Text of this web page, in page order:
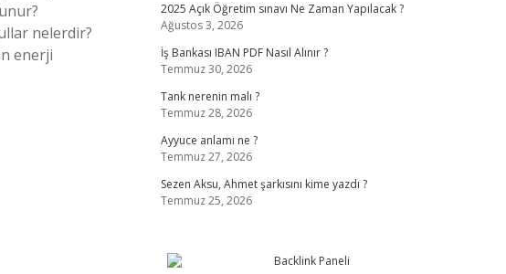
nelerdir?
enerji
2025 Açık Öğretim sınavı Ne Zaman Yapılacak ?
Ağustos 3, 2026
İş Bankası IBAN PDF Nasıl Alınır ?
Temmuz 30, 2026
Tank nerenin malı ?
Temmuz 28, 2026
Ayyuce anlamı ne ?
Temmuz 27, 2026
Sezen Aksu, Ahmet şarkısını kime yazdı ?
Temmuz 25, 2026